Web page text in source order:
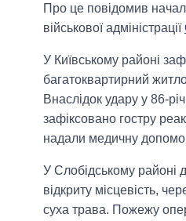
Про це повідомив
військової адміністрації
У Київському районі
багатоквартирний
Внаслідок удару у 86-
зафіксовано гостру
надали медичну
У Слобідському районі
відкриту місцевість,
суха трава. Пожежу